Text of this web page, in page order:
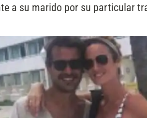
a su marido por su particular